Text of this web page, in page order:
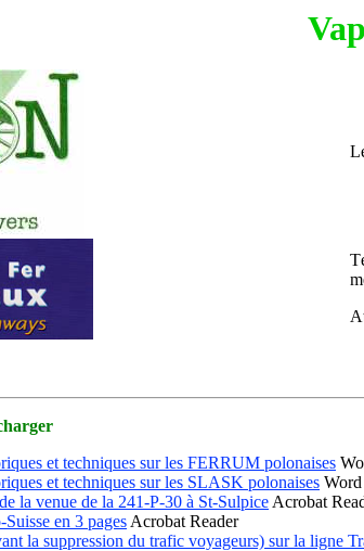
et techniques sur les FERRUM polonaises
et techniques sur les SLASK polonaises Word
la venue de la 241-P-30 à St-Sulpice Acrobat
en 3 pages Acrobat Reader
la suppression du trafic voyageurs) sur la ligne